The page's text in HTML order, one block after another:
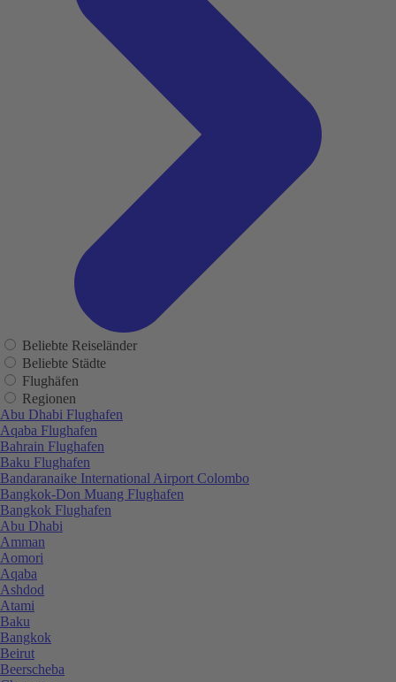
Beliebte Reiseländer
Beliebte Städte
Flughäfen
Regionen
Abu Dhabi Flughafen
Aqaba Flughafen
Bahrain Flughafen
Baku Flughafen
Bandaranaike International Airport Colombo
Bangkok-Don Muang Flughafen
Bangkok Flughafen
Abu Dhabi
Amman
Aomori
Aqaba
Ashdod
Atami
Baku
Bangkok
Beirut
Beerscheba